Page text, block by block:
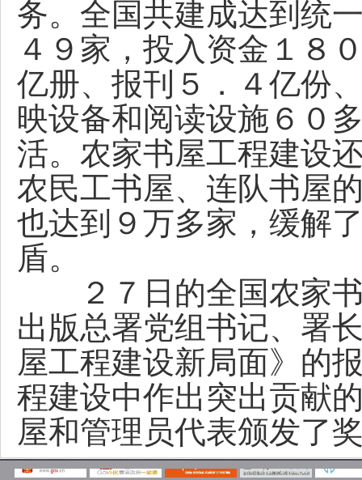
务。全国共建成达到统
４９家，投入资金１８
亿册、报刊５．４亿份
映设备和阅读设施６０
活。农家书屋工程建设
农民工书屋、连队书屋
也达到９万多家，缓解
盾。
２７日的全国农家书
出版总署党组书记、署
屋工程建设新局面》的
程建设中作出突出贡献
屋和管理员代表颁发了